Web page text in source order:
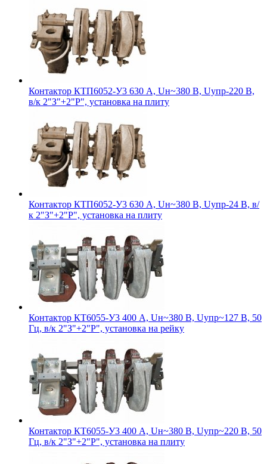
Контактор КТП6052-У3 630 А, Uн~380 В, Uупр-220 В,
в/к 2"З"+2"Р", установка на плиту
Контактор КТП6052-У3 630 А, Uн~380 В, Uупр-24 В, в/
к 2"З"+2"Р", установка на плиту
Контактор КТ6055-У3 400 А, Uн~380 В, Uупр~127 В, 50
Гц, в/к 2"З"+2"Р", установка на рейку
Контактор КТ6055-У3 400 А, Uн~380 В, Uупр~220 В, 50
Гц, в/к 2"З"+2"Р", установка на плиту